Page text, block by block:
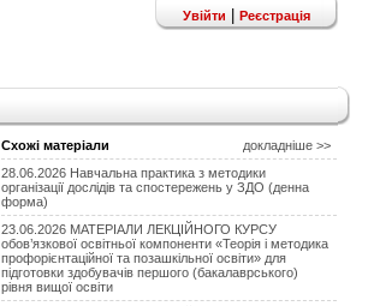
Увійти Реєстрація
Схожі матеріали
докладніше >>
28.06.2026 Навчальна практика з методики
організації дослідів та спостережень у ЗДО (денна
форма)
23.06.2026 МАТЕРІАЛИ ЛЕКЦІЙНОГО КУРСУ
обов’язкової освітньої компоненти «Теорія і методика
профорієнтаційної та позашкільної освіти» для
підготовки здобувачів першого (бакалаврського)
рівня вищої освіти